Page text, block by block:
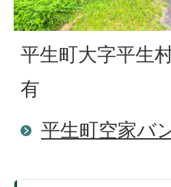
平生町大字平生
有
平生町空家バ